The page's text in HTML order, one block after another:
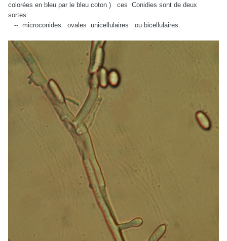
colorées en bleu par le bleu coton ) ces Conidies sont de deux
sortes:
-- microconides ovales unicellulaires ou bicellulaires.